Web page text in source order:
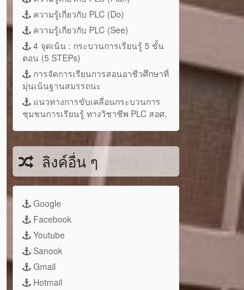
ความรู้เกี่ยวกับ PLC (Do)
ความรู้เกี่ยวกับ PLC (See)
4 จุดเน้น : กระบวนการเรียนรู้ 5 ขั้น
ตอน (5 STEPs)
การจัดการเรียนการสอนอาชีวศึกษาที่
มุ่นเน้นฐานสมรรถนะ
แนวทางการขับเคลื่อนกระบวนการ
ชุมชนการเรียนรู้ ทางวิชาชีพ PLC สอศ.
ลิงค์อื่น ๆ
Google
Facebook
Youtube
Sanook
Gmail
Hotmail